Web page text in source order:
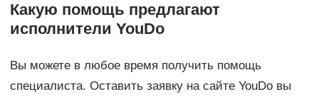
Какую помощь предлагают
исполнители YouDo
Вы можете в любое время получить помощь
специалиста. Оставить заявку на сайте YouDo вы